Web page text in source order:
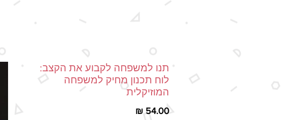
תנו למשפחה לקבוע את הקצב:
לוח תכנון מחיק למשפחה
המוזיקלית